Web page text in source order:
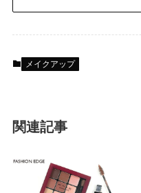
メイクアップ
関連記事